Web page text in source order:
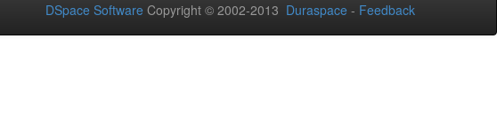
DSpace Software Copyright © 2002-2013 Duraspace - Feedback